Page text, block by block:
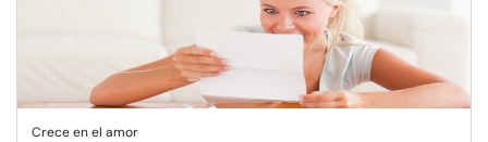
Crece en el amor